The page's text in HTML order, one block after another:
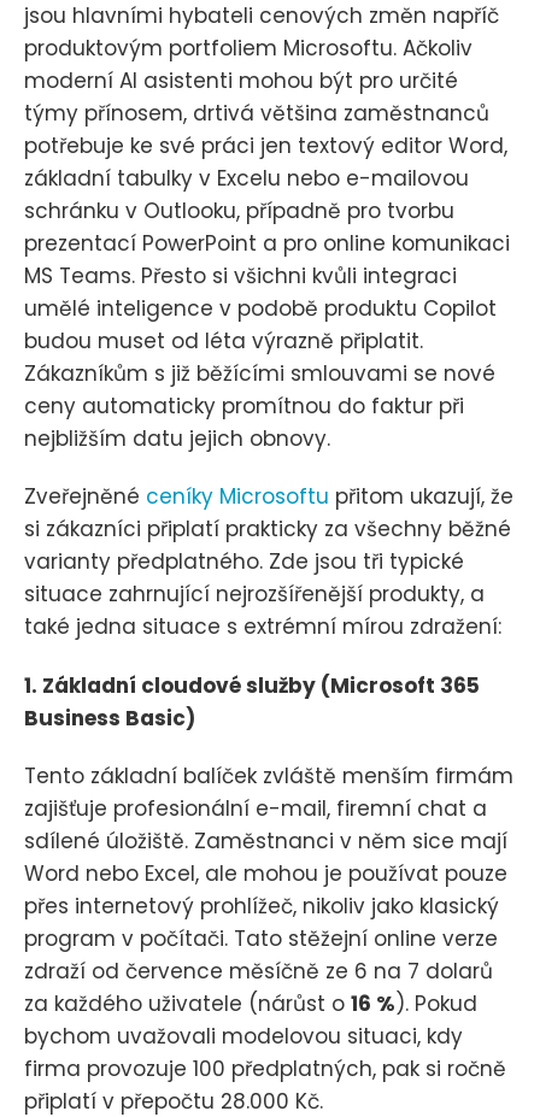
jsou hlavními hybateli cenových změn napříč
produktovým portfoliem Microsoftu. Ačkoliv
moderní AI asistenti mohou být pro určité
týmy přínosem, drtivá většina zaměstnanců
potřebuje ke své práci jen textový editor Word,
základní tabulky v Excelu nebo e-mailovou
schránku v Outlooku, případně pro tvorbu
prezentací PowerPoint a pro online komunikaci
MS Teams. Přesto si všichni kvůli integraci
umělé inteligence v podobě produktu Copilot
budou muset od léta výrazně připlatit.
Zákazníkům s již běžícími smlouvami se nové
ceny automaticky promítnou do faktur při
nejbližším datu jejich obnovy.
Zveřejněné ceníky Microsoftu přitom ukazují, že
si zákazníci připlatí prakticky za všechny běžné
varianty předplatného. Zde jsou tři typické
situace zahrnující nejrozšířenější produkty, a
také jedna situace s extrémní mírou zdražení:
1. Základní cloudové služby (Microsoft 365
Business Basic)
Tento základní balíček zvláště menším firmám
zajišťuje profesionální e-mail, firemní chat a
sdílené úložiště. Zaměstnanci v něm sice mají
Word nebo Excel, ale mohou je používat pouze
přes internetový prohlížeč, nikoliv jako klasický
program v počítači. Tato stěžejní online verze
zdraží od července měsíčně ze 6 na 7 dolarů
za každého uživatele (nárůst o 16 %). Pokud
bychom uvažovali modelovou situaci, kdy
firma provozuje 100 předplatných, pak si ročně
připlatí v přepočtu 28.000 Kč.